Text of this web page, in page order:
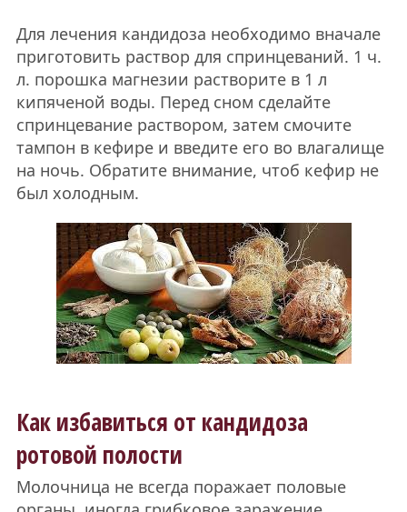
Для лечения кандидоза необходимо вначале
приготовить раствор для спринцеваний. 1 ч.
л. порошка магнезии растворите в 1 л
кипяченой воды. Перед сном сделайте
спринцевание раствором, затем смочите
тампон в кефире и введите его во влагалище
на ночь. Обратите внимание, чтоб кефир не
был холодным.
Как избавиться от кандидоза
ротовой полости
Молочница не всегда поражает половые